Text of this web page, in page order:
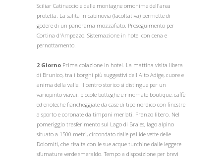
Sciliar Catinaccio e dalle montagne omonime dell'area
protetta. La salita in cabinovia (facoltativa) permette di
godere di un panorama mozzafiato. Proseguimento per
Cortina d'Ampezzo. Sistemazione in hotel con cena e
pernottamento.
2 Giorno Prima colazione in hotel. La mattina visita libera
di Brunico, tra i borghi più suggestivi dell'Alto Adige, cuore e
anima della valle. Il centro storico si distingue per un
variopinto viavai: piccole botteghe e rinomate boutique, caffè
ed enoteche fiancheggiate da case di tipo nordico con finestre
a sporto e coronate da timpani merlati. Pranzo libero. Nel
pomeriggio trasferimento sul Lago di Braies, lago alpino
situato a 1500 metri, circondato dalle pallide vette delle
Dolomiti, che risalta con le sue acque turchine dalle leggere
sfumature verde smeraldo. Tempo a disposizione per brevi